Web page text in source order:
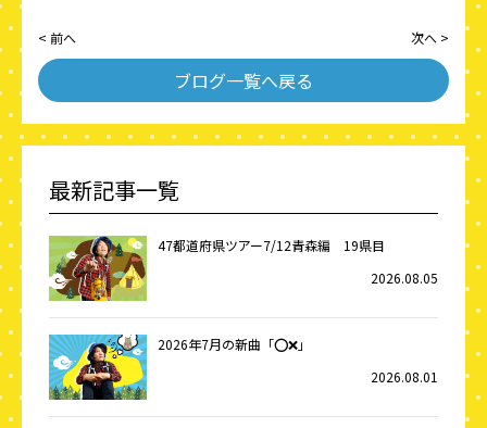
< 前へ
ブログ一覧へ戻る
次へ >
最新記事一覧
47都道府県ツアー7/12青森編 19県目
2026.08.05
2026年7月の新曲「⭕️❌」
2026.08.01